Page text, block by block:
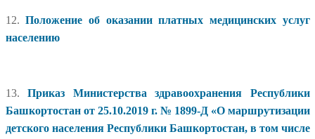
12.Положение об оказании платных медицинских услуг
населению
13. Приказ Министерства здравоохранения Республики
Башкортостан от 25.10.2019 г. № 1899-Д «О маршрутизации
детского населения Республики Башкортостан, в том числе